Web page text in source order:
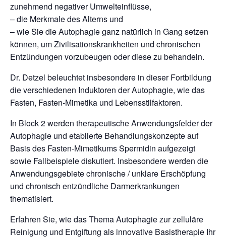
zunehmend negativer Umwelteinflüsse,
– die Merkmale des Alterns und
– wie Sie die Autophagie ganz natürlich in Gang setzen
können, um Zivilisationskrankheiten und chronischen
Entzündungen vorzubeugen oder diese zu behandeln.
Dr. Detzel beleuchtet insbesondere in dieser Fortbildung
die verschiedenen Induktoren der Autophagie, wie das
Fasten, Fasten-Mimetika und Lebensstilfaktoren.
In Block 2 werden therapeutische Anwendungsfelder der
Autophagie und etablierte Behandlungskonzepte auf
Basis des Fasten-Mimetikums Spermidin aufgezeigt
sowie Fallbeispiele diskutiert. Insbesondere werden die
Anwendungsgebiete chronische / unklare Erschöpfung
und chronisch entzündliche Darmerkrankungen
thematisiert.
Erfahren Sie, wie das Thema Autophagie zur zelluläre
Reinigung und Entgiftung als innovative Basistherapie Ihr